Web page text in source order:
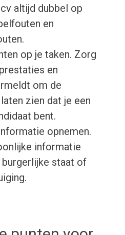
altijd dubbel op
en
op je taken. Zorg
en
om de
zien dat je een
bent.
opnemen.
informatie
staat of